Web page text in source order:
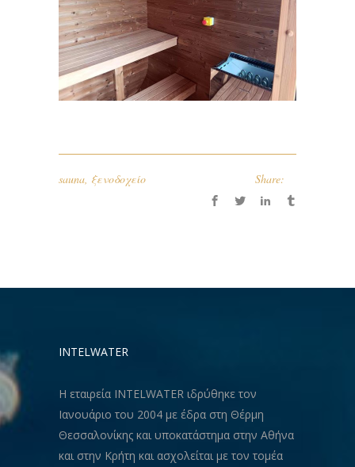
sauna ξενοδοχείο Share:
INTELWATER
Η εταιρεία INTELWATER ιδρύθηκε τον
Ιανουάριο του 2004 με έδρα στη Θέρμη
Θεσσαλονίκης και υποκατάστημα στην Αθήνα
και στην Κρήτη και ασχολείται με τον τομέα